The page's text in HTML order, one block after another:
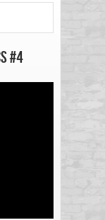
#4